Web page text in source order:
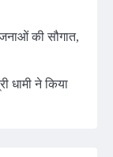
की सौगात,
धामी ने किया